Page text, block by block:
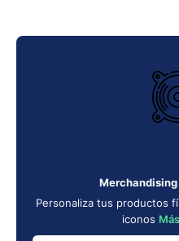
Personaliza tus productos
iconos